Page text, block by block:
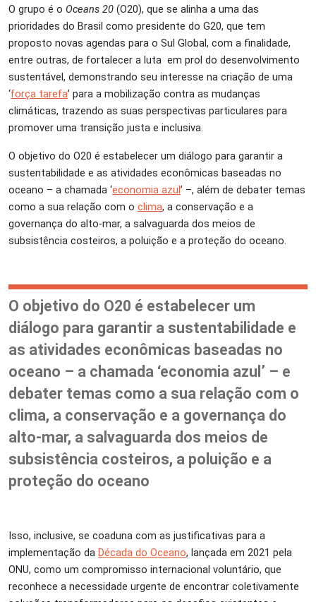
O grupo é o Oceans 20 (O20), que se alinha a uma das
prioridades do Brasil como presidente do G20, que tem
proposto novas agendas para o Sul Global, com a finalidade,
entre outras, de fortalecer a luta em prol do desenvolvimento
sustentável, demonstrando seu interesse na criação de uma
‘força tarefa’ para a mobilização contra as mudanças
climáticas, trazendo as suas perspectivas particulares para
promover uma transição justa e inclusiva.
O objetivo do O20 é estabelecer um diálogo para garantir a
sustentabilidade e as atividades econômicas baseadas no
oceano – a chamada ‘economia azul’ –, além de debater temas
como a sua relação com o clima, a conservação e a
governança do alto-mar, a salvaguarda dos meios de
subsistência costeiros, a poluição e a proteção do oceano.
O objetivo do O20 é estabelecer um
diálogo para garantir a sustentabilidade e
as atividades econômicas baseadas no
oceano – a chamada ‘economia azul’ – e
debater temas como a sua relação com o
clima, a conservação e a governança do
alto-mar, a salvaguarda dos meios de
subsistência costeiros, a poluição e a
proteção do oceano
Isso, inclusive, se coaduna com as justificativas para a
implementação da Década do Oceano, lançada em 2021 pela
ONU, como um compromisso internacional voluntário, que
reconhece a necessidade urgente de encontrar coletivamente